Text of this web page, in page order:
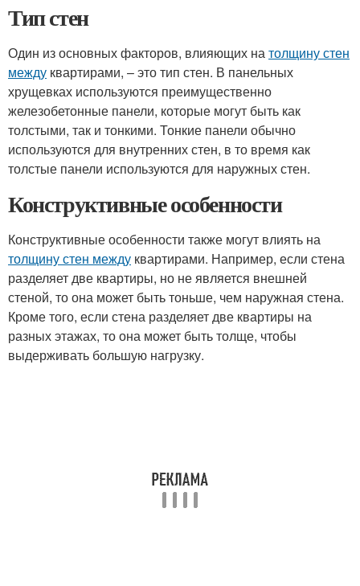
Тип стен
Один из основных факторов, влияющих натолщину стен
между квартирами, – это тип стен. В панельных
хрущевках используются преимущественно
железобетонные панели, которые могут быть как
толстыми, так и тонкими. Тонкие панели обычно
используются для внутренних стен, в то время как
толстые панели используются для наружных стен.
Конструктивные особенности
Конструктивные особенности также могут влиять на
толщину стен между квартирами. Например, если стена
разделяет две квартиры, но не является внешней
стеной, то она может быть тоньше, чем наружная стена.
Кроме того, если стена разделяет две квартиры на
разных этажах, то она может быть толще, чтобы
выдерживать большую нагрузку.